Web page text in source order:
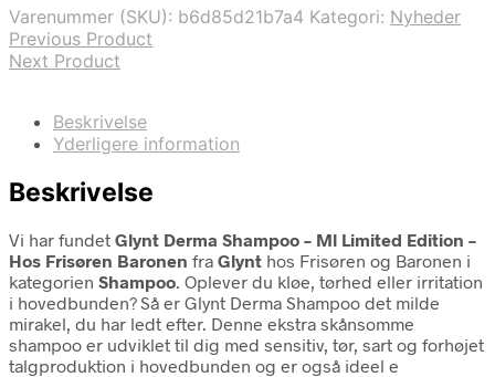
Varenummer (SKU): b6d85d21b7a4 Kategori: Nyheder
Previous Product
Next Product
Beskrivelse
Yderligere information
Beskrivelse
Vi har fundet Glynt Derma Shampoo – Ml Limited Edition –
Hos Frisøren Baronen fra Glynt hos Frisøren og Baronen i
kategorien Shampoo. Oplever du kløe, tørhed eller irritation
i hovedbunden? Så er Glynt Derma Shampoo det milde
mirakel, du har ledt efter. Denne ekstra skånsomme
shampoo er udviklet til dig med sensitiv, tør, sart og forhøjet
talgproduktion i hovedbunden og er også ideel e